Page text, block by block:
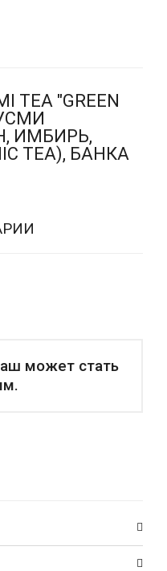
TEA "GREEN
ИМБИРЬ,
TEA), БАНКА
может стать